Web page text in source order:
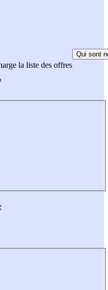
la liste des offres
Qui sont